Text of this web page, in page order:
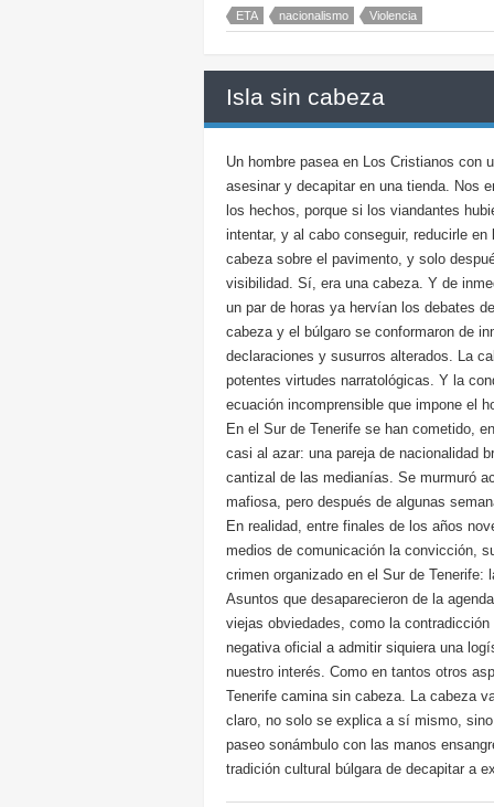
ETA
nacionalismo Violencia
Isla sin cabeza
Un hombre pasea en Los Cristianos con
asesinar y decapitar en una tienda. Nos
los hechos, porque si los viandantes
intentar, y al cabo conseguir, reducirle
cabeza sobre el pavimento, y solo
visibilidad. Sí, era una cabeza. Y de
un par de horas ya hervían los debates
cabeza y el búlgaro se conformaron de
declaraciones y susurros alterados. La
potentes virtudes narratológicas. Y la
ecuación incomprensible que impone el
En el Sur de Tenerife se han cometido,
casi al azar: una pareja de nacionalidad
cantizal de las medianías. Se murmuró
mafiosa, pero después de algunas
En realidad, entre finales de los años
medios de comunicación la convicción,
crimen organizado en el Sur de
Asuntos que desaparecieron de la
viejas obviedades, como la
negativa oficial a admitir siquiera una
nuestro interés. Como en tantos otros
Tenerife camina sin cabeza. La cabeza
claro, no solo se explica a sí mismo,
paseo sonámbulo con las manos
tradición cultural búlgara de decapitar a